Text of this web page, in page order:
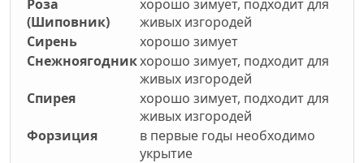
Роза
(Шиповник)
хорошо зимует, подходит для
живых изгородей
Сирень
хорошо зимует
Снежноягодникхорошо зимует, подходит для
живых изгородей
Спирея
хорошо зимует, подходит для
живых изгородей
Форзиция
в первые годы необходимо
укрытие